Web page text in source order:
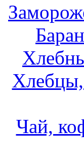
Хлебцы,
Чай,